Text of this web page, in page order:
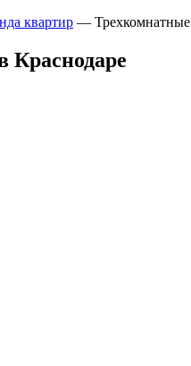
квартир — Трехкомнатные
Краснодаре